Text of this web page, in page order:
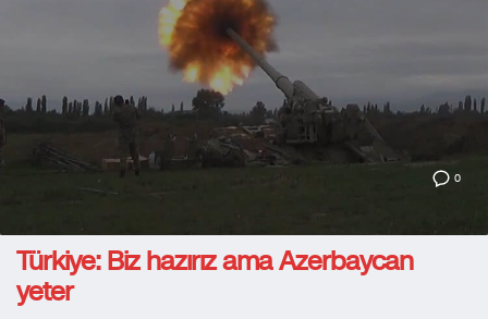
0
Türkiye: Biz hazırız ama Azerbaycan
yeter